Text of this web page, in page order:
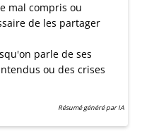
mal compris ou
de les partager
parle de ses
ou des crises
Résumé généré par IA